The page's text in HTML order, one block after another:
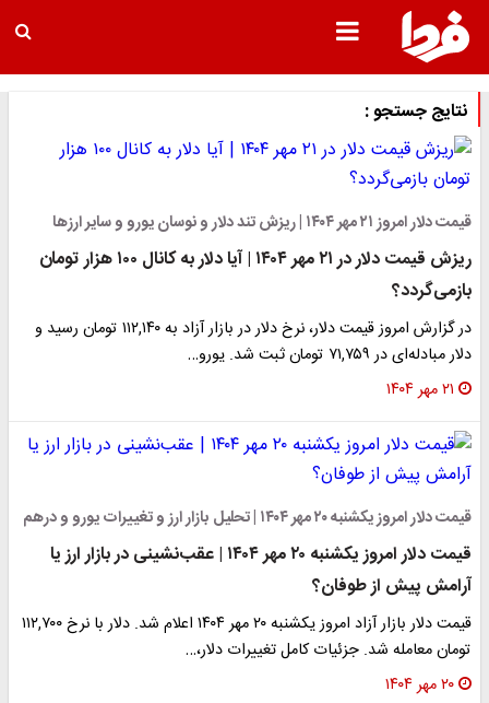
نتایج جستجو :
قیمت دلار امروز ۲۱ مهر ۱۴۰۴ | ریزش تند دلار و نوسان یورو و سایر ارزها
ریزش قیمت دلار در ۲۱ مهر ۱۴۰۴ | آیا دلار به کانال ۱۰۰ هزار تومان
بازمی‌گردد؟
در گزارش امروز قیمت دلار، نرخ دلار در بازار آزاد به ۱۱۲,۱۴۰ تومان رسید و
دلار مبادله‌ای در ۷۱,۷۵۹ تومان ثبت شد. یورو…
۲۱ مهر ۱۴۰۴
قیمت دلار امروز یکشنبه ۲۰ مهر ۱۴۰۴ | تحلیل بازار ارز و تغییرات یورو و درهم
قیمت دلار امروز یکشنبه ۲۰ مهر ۱۴۰۴ | عقب‌نشینی در بازار ارز یا
آرامش پیش از طوفان؟
قیمت دلار بازار آزاد امروز یکشنبه ۲۰ مهر ۱۴۰۴ اعلام شد. دلار با نرخ ۱۱۲,۷۰۰
تومان معامله شد. جزئیات کامل تغییرات دلار،…
۲۰ مهر ۱۴۰۴